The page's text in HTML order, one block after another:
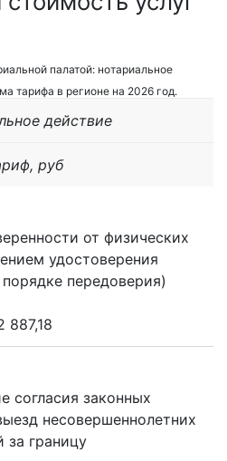
палатой: нотариальное
тарифа в регионе на 2026 год.
действие
руб
от физических
удостоверения
передоверия)
887,18
согласия законных
несовершеннолетних
за границу